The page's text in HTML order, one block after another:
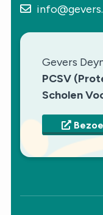
Gevers
PCSV
Scholen